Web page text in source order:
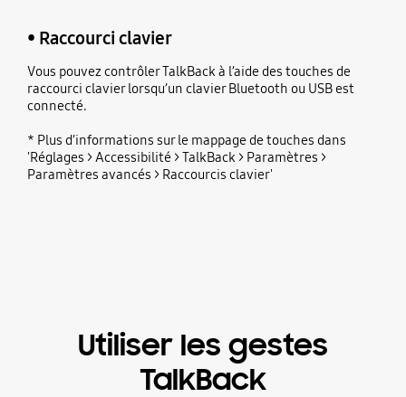
• Raccourci clavier
Vous pouvez contrôler TalkBack à l’aide des touches de
raccourci clavier lorsqu’un clavier Bluetooth ou USB est
connecté.
* Plus d’informations sur le mappage de touches dans
'Réglages > Accessibilité > TalkBack > Paramètres >
Paramètres avancés > Raccourcis clavier'
Utiliser les gestes
TalkBack